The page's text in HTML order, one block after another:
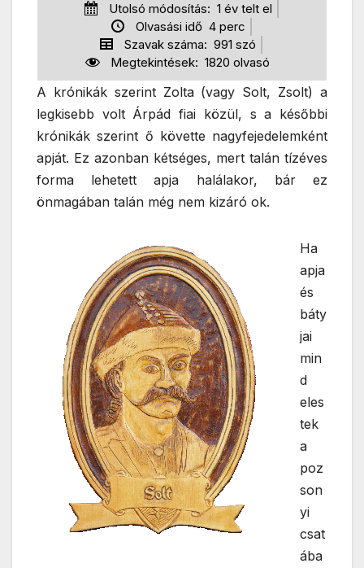
Utolsó módosítás: 1 év telt el
Olvasási idő 4 perc
Szavak száma: 991 szó
Megtekintések: 1820 olvasó
A krónikák szerint Zolta (vagy Solt, Zsolt) a
legkisebb volt Árpád fiai közül, s a későbbi
krónikák szerint ő követte nagyfejedelemként
apját. Ez azonban kétséges, mert talán tízéves
forma lehetett apja halálakor, bár ez
önmagában talán még nem kizáró ok.
Ha
apja
és
báty
jai
min
d
eles
tek
a
poz
son
yi
csat
ába